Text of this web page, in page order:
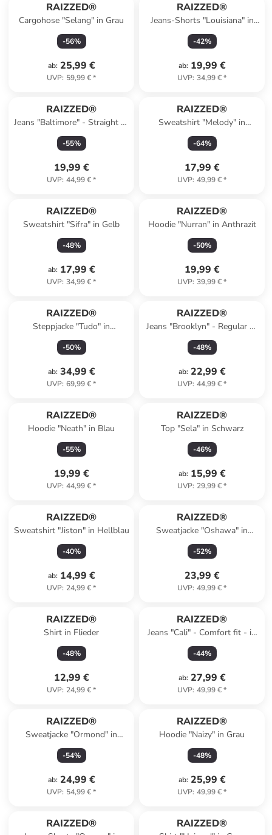
RAIZZED®
Cargohose "Selang" in Grau
-56%
ab: 25,99 €
UVP: 59,99 €*
RAIZZED®
Jeans-Shorts "Louisiana" in
Blau
-42%
ab: 19,99 €
UVP: 34,99 €*
RAIZZED®
Jeans "Baltimore" - Straight fit
- in Dunkelblau
-55%
19,99 €
UVP: 44,99 €*
RAIZZED®
Sweatshirt "Melody" in
Orange/ Lila
-64%
17,99 €
UVP: 49,99 €*
RAIZZED®
Sweatshirt "Sifra" in Gelb
-48%
ab: 17,99 €
UVP: 34,99 €*
RAIZZED®
Hoodie "Nurran" in Anthrazit
-50%
19,99 €
UVP: 39,99 €*
RAIZZED®
Steppjacke "Tudo" in
Dunkelblau
-50%
ab: 34,99 €
UVP: 69,99 €*
RAIZZED®
Jeans "Brooklyn" - Regular fit
- in Hellblau
-48%
ab: 22,99 €
UVP: 44,99 €*
RAIZZED®
Hoodie "Neath" in Blau
-55%
19,99 €
UVP: 44,99 €*
RAIZZED®
Top "Sela" in Schwarz
-46%
ab: 15,99 €
UVP: 29,99 €*
RAIZZED®
Sweatshirt "Jiston" in Hellblau
-40%
ab: 14,99 €
UVP: 24,99 €*
RAIZZED®
Sweatjacke "Oshawa" in
Dunkelblau
-52%
23,99 €
UVP: 49,99 €*
RAIZZED®
Shirt in Flieder
-48%
12,99 €
UVP: 24,99 €*
RAIZZED®
Jeans "Cali" - Comfort fit - in
Blau
-44%
ab: 27,99 €
UVP: 49,99 €*
RAIZZED®
Sweatjacke "Ormond" in
Schwarz
-54%
ab: 24,99 €
UVP: 54,99 €*
RAIZZED®
Hoodie "Naizy" in Grau
-48%
ab: 25,99 €
UVP: 49,99 €*
RAIZZED® RAIZZED®